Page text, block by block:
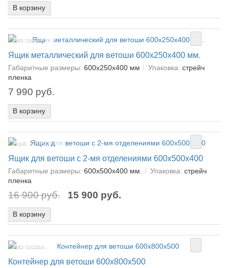
В корзину
Лидер продаж!
Ящик металлический для ветоши 600х250х400 мм.
Габаритные размеры: 600х250х400 мм Упаковка: стрейч
пленка
7 990 руб.
В корзину
Скидка: 1 000 руб.
Ящик для ветоши с 2-мя отделениями 600х500х400
Габаритные размеры: 600х500х400 мм. Упаковка: стрейч
пленка
16 900 руб. 15 900 руб.
В корзину
Лидер продаж!
Контейнер для ветоши 600х800х500